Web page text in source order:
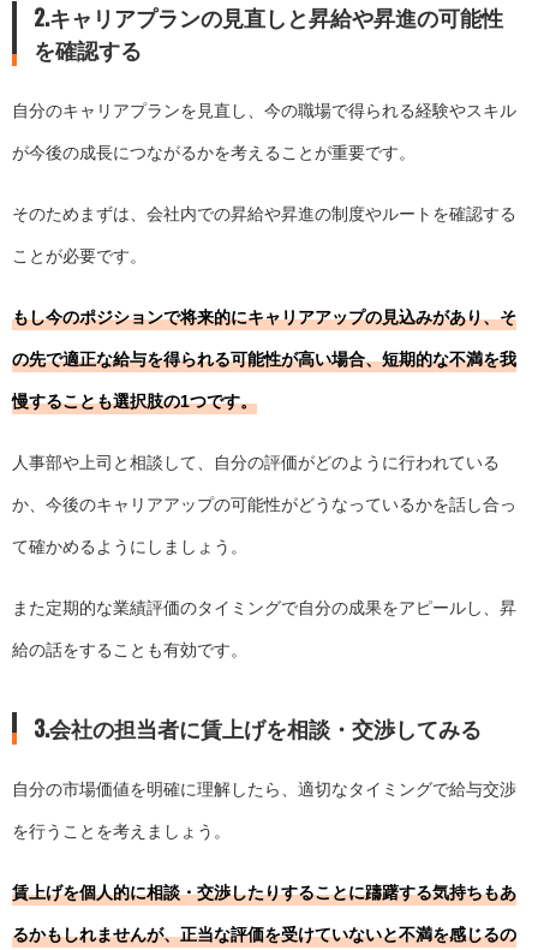
2.キャリアプランの見直しと昇給や昇進の可能性
を確認する
自分のキャリアプランを見直し、今の職場で得られる経験やスキル
が今後の成長につながるかを考えることが重要です。
そのためまずは、会社内での昇給や昇進の制度やルートを確認する
ことが必要です。
もし今のポジションで将来的にキャリアアップの見込みがあり、そ
の先で適正な給与を得られる可能性が高い場合、短期的な不満を我
慢することも選択肢の1つです。
人事部や上司と相談して、自分の評価がどのように行われている
か、今後のキャリアアップの可能性がどうなっているかを話し合っ
て確かめるようにしましょう。
また定期的な業績評価のタイミングで自分の成果をアピールし、昇
給の話をすることも有効です。
3.会社の担当者に賃上げを相談・交渉してみる
自分の市場価値を明確に理解したら、適切なタイミングで給与交渉
を行うことを考えましょう。
賃上げを個人的に相談・交渉したりすることに躊躇する気持ちもあ
るかもしれませんが、正当な評価を受けていないと不満を感じるの